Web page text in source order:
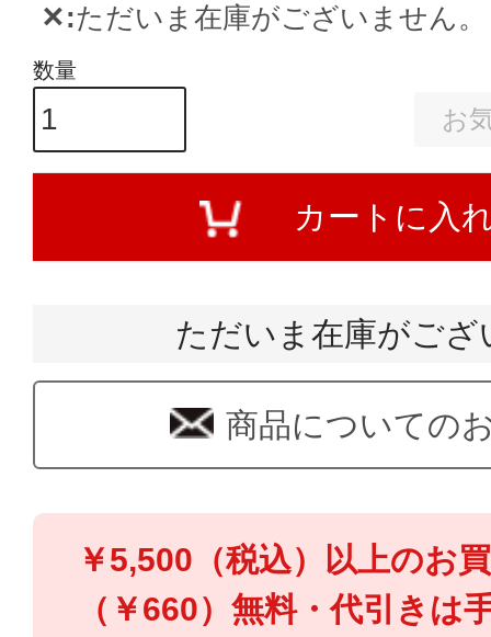
✕ ただいま在庫がございません。
お
カートに入
ただいま在庫がござ
商品についての
￥5,500（税込）以上のお
（￥660）無料・代引きは